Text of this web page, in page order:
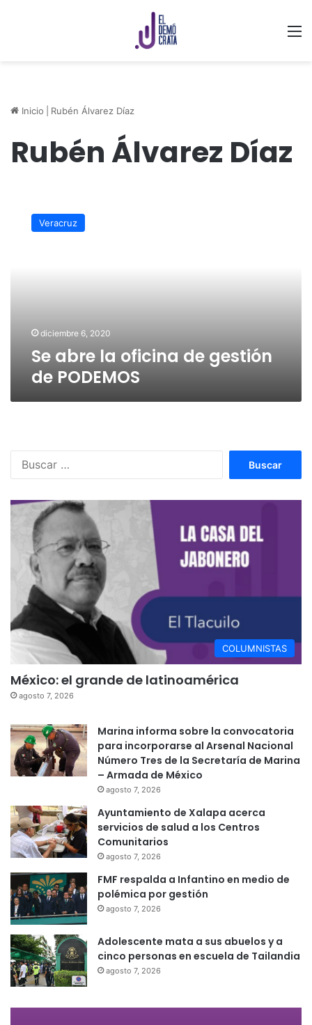
Inicio Rubén Álvarez Díaz
Rubén Álvarez Díaz
Veracruz
diciembre 6, 2020
Se abre la oficina de gestión
de PODEMOS
COLUMNISTAS
México: el grande de latinoamérica
agosto 7, 2026
Marina informa sobre la convocatoria
para incorporarse al Arsenal Nacional
Número Tres de la Secretaría de Marina
– Armada de México
agosto 7, 2026
Ayuntamiento de Xalapa acerca
servicios de salud a los Centros
Comunitarios
agosto 7, 2026
FMF respalda a Infantino en medio de
polémica por gestión
agosto 7, 2026
Adolescente mata a sus abuelos y a
cinco personas en escuela de Tailandia
agosto 7, 2026